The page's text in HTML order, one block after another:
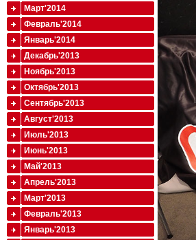
Март'2014
Февраль'2014
Январь'2014
Декабрь'2013
Ноябрь'2013
Октябрь'2013
Сентябрь'2013
Август'2013
Июль'2013
Июнь'2013
Май'2013
Апрель'2013
Март'2013
Февраль'2013
Январь'2013